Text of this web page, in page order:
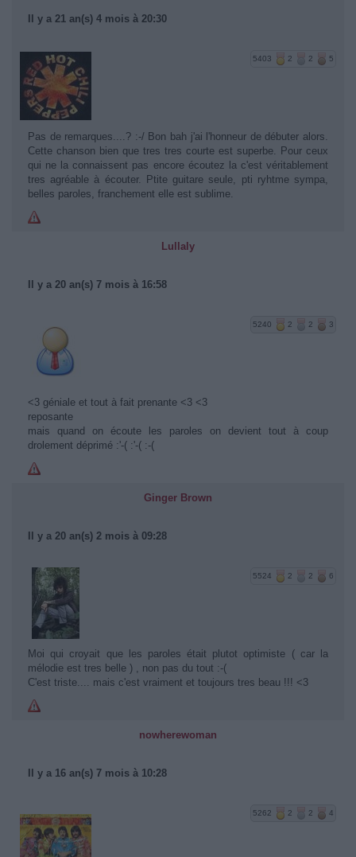
Il y a 21 an(s) 4 mois à 20:30
5403 2 2 5
Pas de remarques....? :-/ Bon bah j'ai l'honneur de débuter alors.
Cette chanson bien que tres tres courte est superbe. Pour ceux
qui ne la connaissent pas encore écoutez la c'est véritablement
tres agréable à écouter. Ptite guitare seule, pti ryhtme sympa,
belles paroles, franchement elle est sublime.
Lullaly
Il y a 20 an(s) 7 mois à 16:58
5240 2 2 3
<3 géniale et tout à fait prenante <3 <3
reposante
mais quand on écoute les paroles on devient tout à coup
drolement déprimé :'-( :'-( :-(
Ginger Brown
Il y a 20 an(s) 2 mois à 09:28
5524 2 2 6
Moi qui croyait que les paroles était plutot optimiste ( car la
mélodie est tres belle ) , non pas du tout :-(
C'est triste.... mais c'est vraiment et toujours tres beau !!! <3
nowherewoman
Il y a 16 an(s) 7 mois à 10:28
5262 2 2 4